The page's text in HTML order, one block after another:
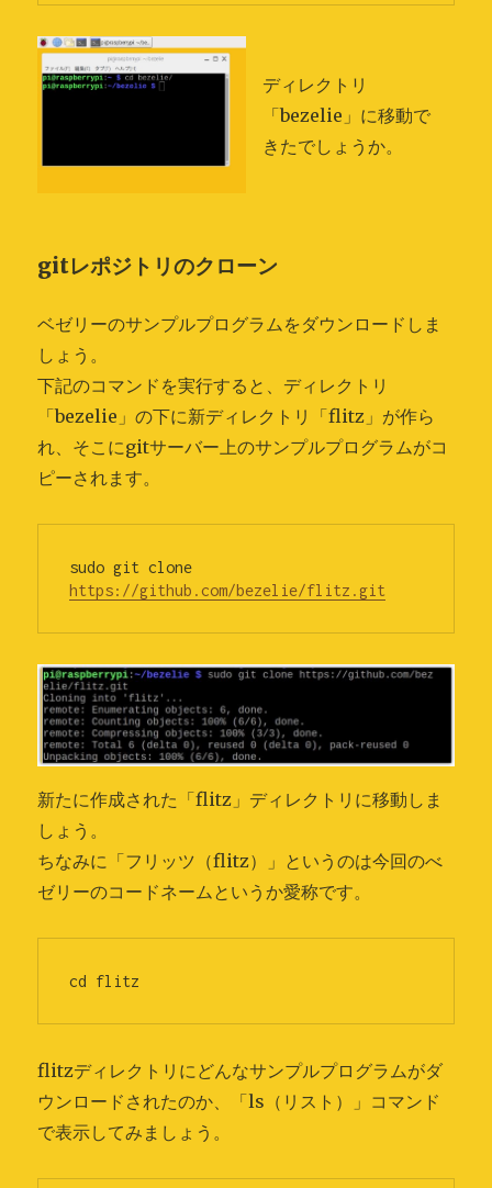
ディレクトリ
「bezelie」に移動で
きたでしょうか。
gitレポジトリのクローン
ベゼリーのサンプルプログラムをダウンロードしま
しょう。
下記のコマンドを実行すると、ディレクトリ
「bezelie」の下に新ディレクトリ「flitz」が作ら
れ、そこにgitサーバー上のサンプルプログラムがコ
ピーされます。
https://github.com/bezelie/flitz.git
新たに作成された「flitz」ディレクトリに移動しま
しょう。
ちなみに「フリッツ（flitz）」というのは今回のべ
ゼリーのコードネームというか愛称です。
cd flitz
flitzディレクトリにどんなサンプルプログラムがダ
ウンロードされたのか、「ls（リスト）」コマンド
で表示してみましょう。